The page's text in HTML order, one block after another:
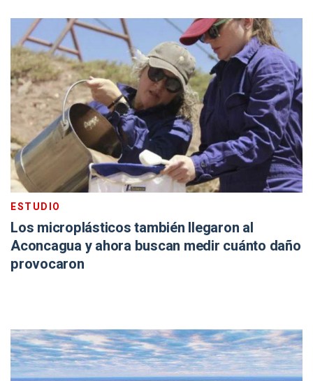
ESTUDIO
Los microplásticos también llegaron al
Aconcagua y ahora buscan medir cuánto daño
provocaron